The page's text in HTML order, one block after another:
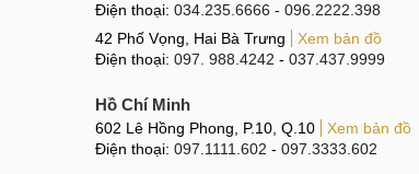
Điện thoại: 034.235.6666 - 096.2222.398
42 Phố Vọng, Hai Bà Trưng
Xem bản đồ
Điện thoại: 097. 988.4242 - 037.437.9999
Hồ Chí Minh
602 Lê Hồng Phong, P.10, Q.10
Xem bản đồ
Điện thoại: 097.1111.602 - 097.3333.602